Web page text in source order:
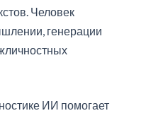
Человек
генерации
ИИ помогает